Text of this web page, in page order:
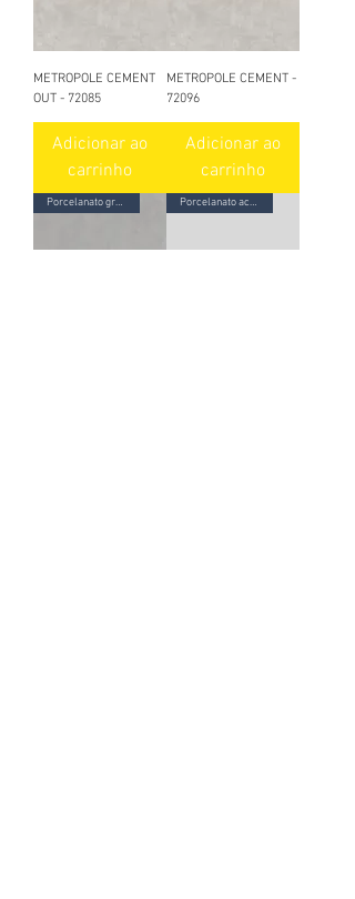
METROPOLE CEMENT
OUT - 72085
Adicionar ao
carrinho
METROPOLE CEMENT -
72096
Adicionar ao
carrinho
Porcelanato granilhado Porcelanato acetinado